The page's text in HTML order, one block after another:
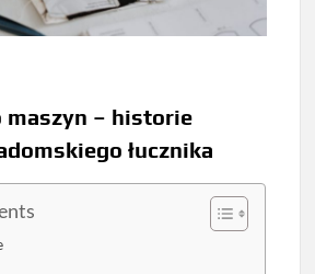
maszyn – historie
łucznika